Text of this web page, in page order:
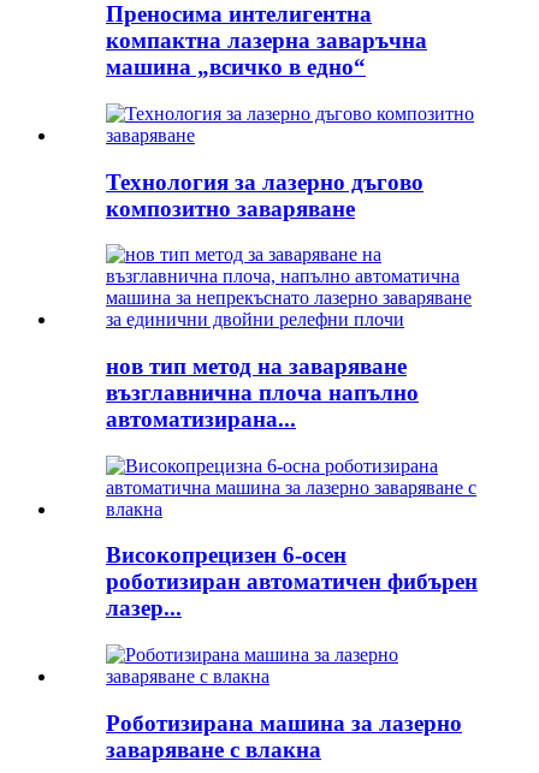
Преносима интелигентна
компактна лазерна заваръчна
машина „всичко в едно“
Технология за лазерно дъгово
композитно заваряване
нов тип метод на заваряване
възглавнична плоча напълно
автоматизирана...
Високопрецизен 6-осен
роботизиран автоматичен фибърен
лазер...
Роботизирана машина за лазерно
заваряване с влакна